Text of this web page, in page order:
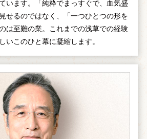
います。「純粋でまっすぐで、血気盛
せるのではなく、「一つひとつの形を
は至難の業。これまでの浅草での経験
いこのひと幕に凝縮します。